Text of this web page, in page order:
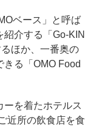
ベース」と呼ば
介する「Go-KIN
ほか、一番奥の
る「OMO Food
を着たホテルス
近所の飲食店を食